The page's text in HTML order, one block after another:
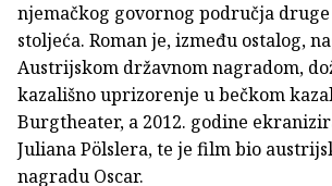
njemačkog govornog područja druge
stoljeća. Roman je, između ostalog,
Austrijskom državnom nagradom,
kazališno uprizorenje u bečkom
Burgtheater, a 2012. godine
Juliana Pölslera, te je film bio
nagradu Oscar.